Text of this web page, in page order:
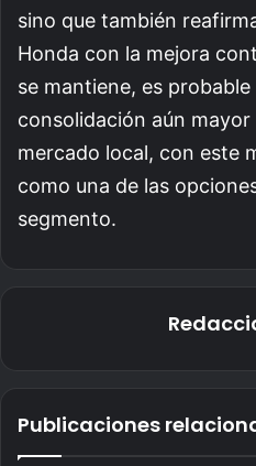
sino que también
Honda con la mejora
se mantiene, es
consolidación aún mayor
mercado local, con este
como una de las
segmento.
Publicaciones